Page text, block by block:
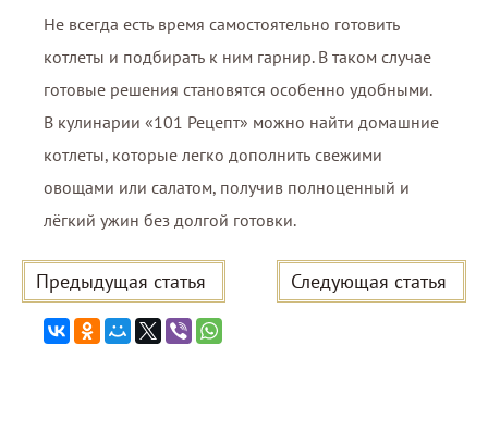
Не всегда есть время самостоятельно готовить
котлеты и подбирать к ним гарнир. В таком случае
готовые решения становятся особенно удобными.
В кулинарии «101 Рецепт» можно найти домашние
котлеты, которые легко дополнить свежими
овощами или салатом, получив полноценный и
лёгкий ужин без долгой готовки.
Предыдущая статья Следующая статья